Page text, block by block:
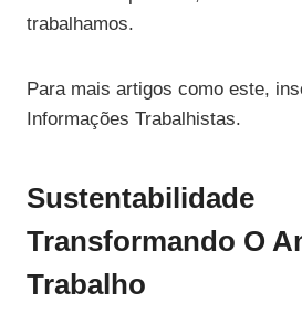
trabalhamos.
Para mais artigos como este,
Informações Trabalhistas.
Sustentabilidade
Transformando O
Trabalho